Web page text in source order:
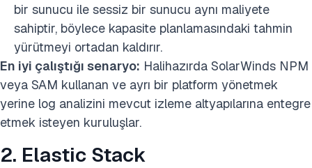
bir sunucu ile sessiz bir sunucu aynı maliyete
sahiptir, böylece kapasite planlamasındaki tahmin
yürütmeyi ortadan kaldırır.
En iyi çalıştığı senaryo: Halihazırda SolarWinds NPM
veya SAM kullanan ve ayrı bir platform yönetmek
yerine log analizini mevcut izleme altyapılarına entegre
etmek isteyen kuruluşlar.
2. Elastic Stack